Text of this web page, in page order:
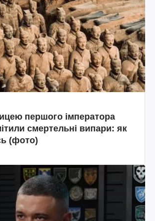
першого імператора
смертельні випари: як
(фото)